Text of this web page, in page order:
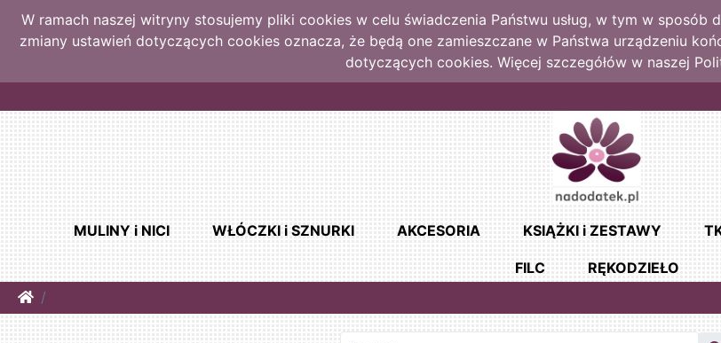
W ramach naszej witryny stosujemy pliki cookies w celu świadczenia Państwu usług, w tym w
zmiany ustawień dotyczących cookies oznacza, że będą one zamieszczane w Państwa urządzeniu
dotyczących cookies. Więcej szczegółów w naszej
MULINY i NICI WŁÓCZKI i SZNURKI AKCESORIA KSIĄŻKI i ZESTAWY
FILC
RĘKODZIEŁO
Home